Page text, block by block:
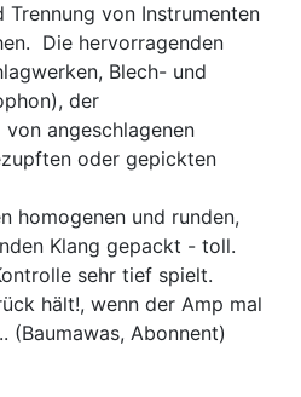
Trennung von Instrumenten
Die hervorragenden
Blech- und
der
angeschlagenen
oder gepickten
homogenen und runden,
Klang gepackt - toll.
sehr tief spielt.
hält!, wenn der Amp mal
(Baumawas, Abonnent)